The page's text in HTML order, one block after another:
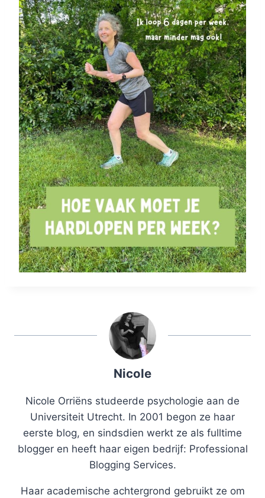
Nicole
Nicole Orriëns studeerde psychologie aan de
Universiteit Utrecht. In 2001 begon ze haar
eerste blog, en sindsdien werkt ze als fulltime
blogger en heeft haar eigen bedrijf: Professional
Blogging Services.
Haar academische achtergrond gebruikt ze om